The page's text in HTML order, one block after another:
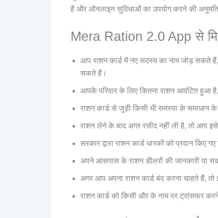
है और ऑनलाइन सुविधाओं का उपयोग करने की
Mera Ration 2.0 App से
आप राशन कार्ड में नए सदस्य का नाम जोड़ सकते
सकते हैं।
आपके परिवार के लिए कितना राशन आवंटित हुआ
राशन कार्ड से जुड़ी किसी भी समस्या के
राशन लेने के बाद अगर रसीद नहीं ली है, तो आप
सरकार द्वारा राशन कार्ड धारकों को प्रदान किए
अपने आसपास के राशन डीलरों की जानकारी पा
अगर आप अपना राशन कार्ड बंद करना चाहते हैं,
राशन कार्ड को किसी और के नाम पर ट्रांसफर